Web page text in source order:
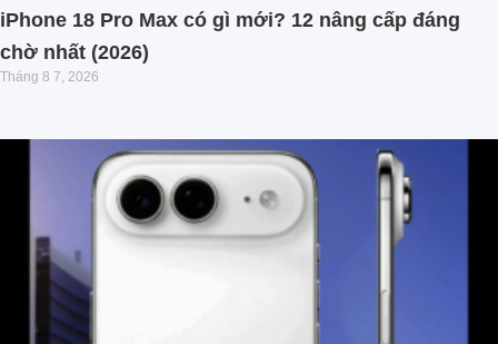
iPhone 18 Pro Max có gì mới? 12 nâng cấp đáng
chờ nhất (2026)
Tháng 8 7, 2026